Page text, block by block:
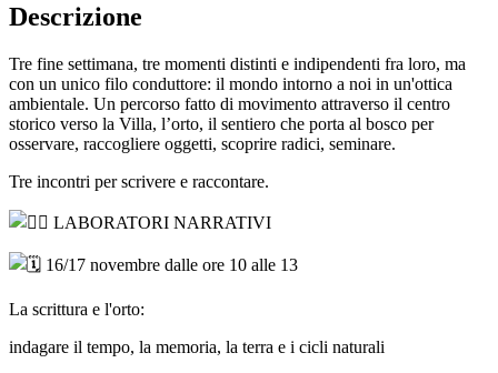
Descrizione
Tre fine settimana, tre momenti distinti e indipendenti fra loro, ma
con un unico filo conduttore: il mondo intorno a noi in un'ottica
ambientale. Un percorso fatto di movimento attraverso il centro
storico verso la Villa, l’orto, il sentiero che porta al bosco per
osservare, raccogliere oggetti, scoprire radici, seminare.
Tre incontri per scrivere e raccontare.
LABORATORI NARRATIVI
16/17 novembre dalle ore 10 alle 13
La scrittura e l'orto:
indagare il tempo, la memoria, la terra e i cicli naturali